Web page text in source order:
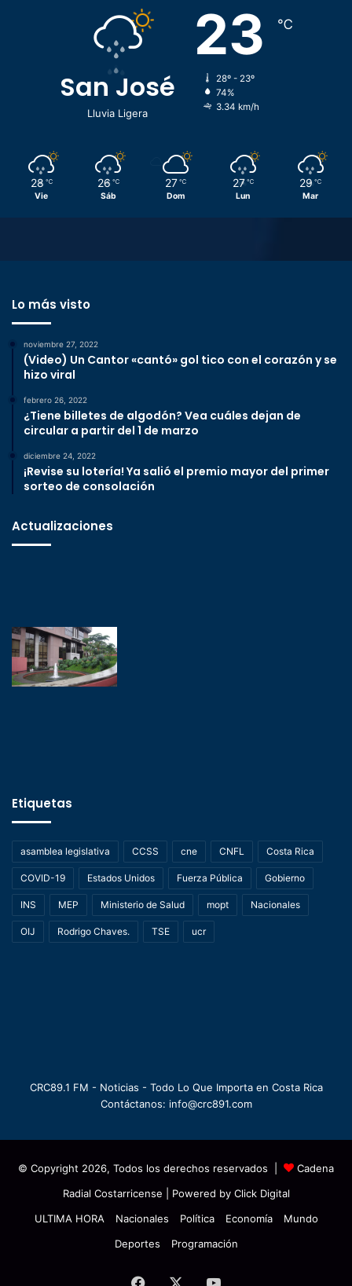
San José
Lluvia Ligera
23 ℃
28º - 23º
74%
3.34 km/h
28 ℃
Vie
26 ℃
Sáb
27 ℃
Dom
27 ℃
Lun
29 ℃
Mar
Lo más visto
noviembre 27, 2022
(Video) Un Cantor «cantó» gol tico con el corazón y se
hizo viral
febrero 26, 2022
¿Tiene billetes de algodón? Vea cuáles dejan de
circular a partir del 1 de marzo
diciembre 24, 2022
¡Revise su lotería! Ya salió el premio mayor del primer
sorteo de consolación
Actualizaciones
Etiquetas
asamblea legislativa CCSS cne CNFL Costa Rica
COVID-19 Estados Unidos Fuerza Pública Gobierno
INS MEP Ministerio de Salud mopt Nacionales
OIJ Rodrigo Chaves. TSE ucr
CRC89.1 FM - Noticias - Todo Lo Que Importa en Costa Rica
Contáctanos: info@crc891.com
© Copyright 2026, Todos los derechos reservados |
Cadena
Radial Costarricense | Powered by Click Digital
ULTIMA HORA
Nacionales Política Economía
Mundo
Deportes
Programación
Facebook YouTube